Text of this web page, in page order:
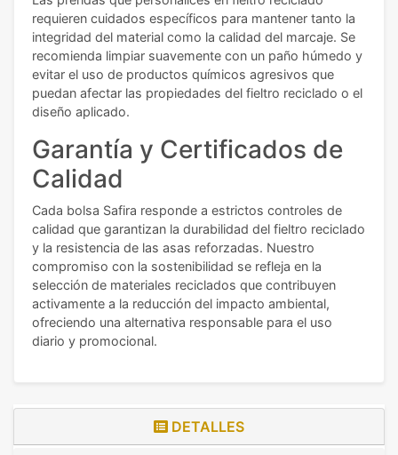
requieren cuidados específicos para mantener tanto la
integridad del material como la calidad del marcaje. Se
recomienda limpiar suavemente con un paño húmedo y
evitar el uso de productos químicos agresivos que
puedan afectar las propiedades del fieltro reciclado o el
diseño aplicado.
Garantía y Certificados de
Calidad
Cada bolsa Safira responde a estrictos controles de
calidad que garantizan la durabilidad del fieltro reciclado
y la resistencia de las asas reforzadas. Nuestro
compromiso con la sostenibilidad se refleja en la
selección de materiales reciclados que contribuyen
activamente a la reducción del impacto ambiental,
ofreciendo una alternativa responsable para el uso
diario y promocional.
DETALLES